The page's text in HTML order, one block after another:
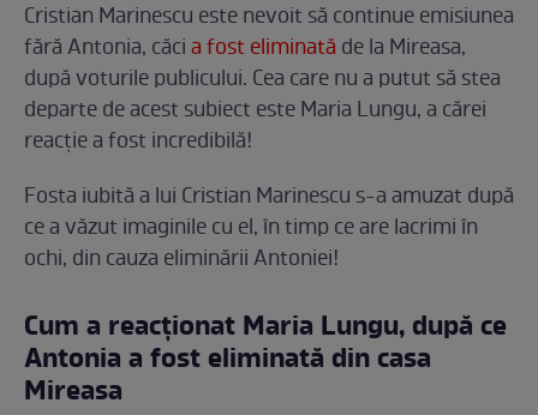
Cristian Marinescu este nevoit să continue emisiunea
fără Antonia, căcia fost eliminată de la Mireasa,
după voturile publicului. Cea care nu a putut să stea
departe de acest subiect este Maria Lungu, a cărei
reacție a fost incredibilă!
Fosta iubită a lui Cristian Marinescu s-a amuzat după
ce a văzut imaginile cu el, în timp ce are lacrimi în
ochi, din cauza eliminării Antoniei!
Cum a reacționat Maria Lungu, după ce
Antonia a fost eliminată din casa
Mireasa